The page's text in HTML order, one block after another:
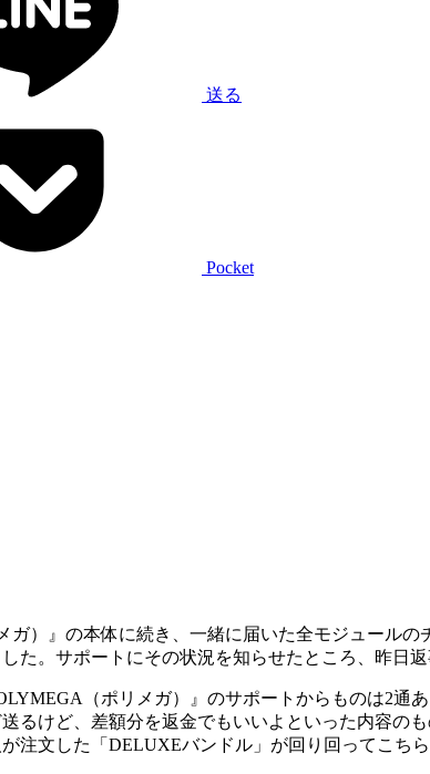
送る
Pocket
ガ）』の本体に続き、一緒に届いた全モジュール
た。サポートにその状況を知らせたところ、昨日返
（ポリメガ）』のサポートからものは2通
るけど、差額分を返金でもいいよといった内容の
注文した「DELUXEバンドル」が回り回ってこち